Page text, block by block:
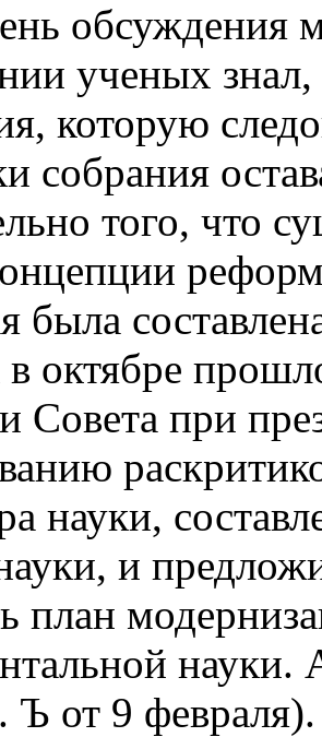
обсуждения
ученых
которую
собрания
того, что
была
в октябре
Совета при
науки,
и
план
науки.
Ъ от 9